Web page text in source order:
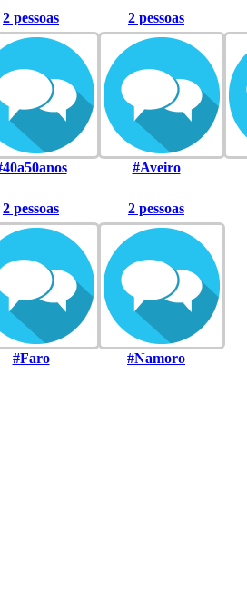
2 pessoas 2 pessoas
#Aveiro
2 pessoas
#Faro
2 pessoas
#Namoro